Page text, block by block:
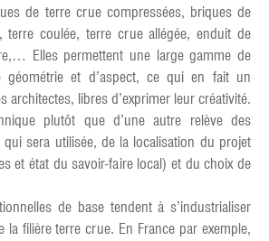
de terre crue compressées, briques de
terre coulée, terre crue allégée, enduit de
Elles permettent une large gamme de
géométrie et d’aspect, ce qui en fait un
architectes, libres d’exprimer leur créativité.
plutôt que d’une autre relève des
sera utilisée, de la localisation du projet
et état du savoir-faire local) et du choix de
de base tendent à s’industrialiser
la filière terre crue. En France par exemple,